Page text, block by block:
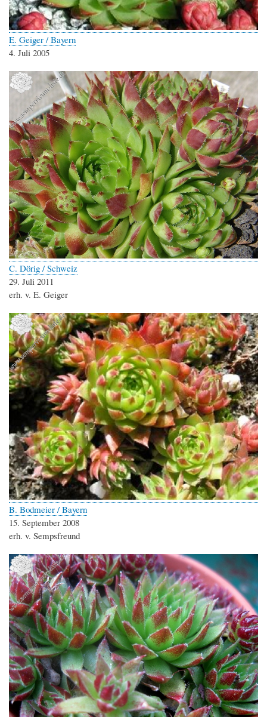
E. Geiger / Bayern
4. Juli 2005
C. Dörig / Schweiz
29. Juli 2011
erh. v. E. Geiger
B. Bodmeier / Bayern
15. September 2008
erh. v. Sempsfreund